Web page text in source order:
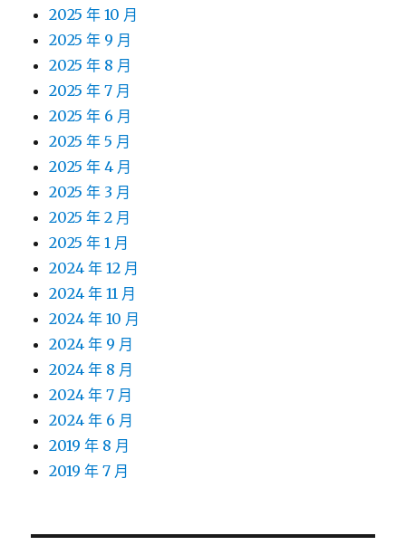
2025 年 10 月
2025 年 9 月
2025 年 8 月
2025 年 7 月
2025 年 6 月
2025 年 5 月
2025 年 4 月
2025 年 3 月
2025 年 2 月
2025 年 1 月
2024 年 12 月
2024 年 11 月
2024 年 10 月
2024 年 9 月
2024 年 8 月
2024 年 7 月
2024 年 6 月
2019 年 8 月
2019 年 7 月